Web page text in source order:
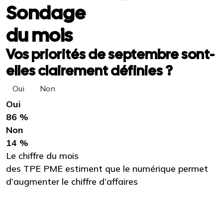
Sondage
du mois
Vos priorités de septembre sont-
elles clairement définies ?
Oui Non
Oui
86 %
Non
14 %
Le chiffre du mois
des TPE PME estiment que le numérique permet
d’augmenter le chiffre d’affaires